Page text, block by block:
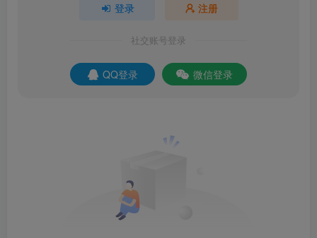
登录 注册
社交账号登录
QQ登录 微信登录